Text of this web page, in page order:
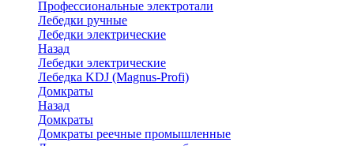
Профессиональные электротали
Лебедки ручные
Лебедки электрические
Назад
Лебедки электрические
Лебедка KDJ (Magnus-Profi)
Домкраты
Назад
Домкраты
Домкраты реечные промышленные